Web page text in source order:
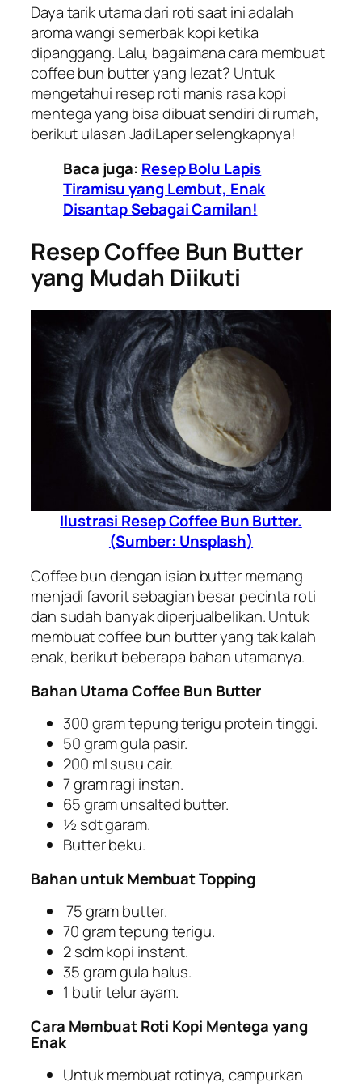
Daya tarik utama dari roti saat ini adalah
aroma wangi semerbak kopi ketika
dipanggang. Lalu, bagaimana cara membuat
coffee bun butter yang lezat? Untuk
mengetahui resep roti manis rasa kopi
mentega yang bisa dibuat sendiri di rumah,
berikut ulasan JadiLaper selengkapnya!
Baca juga: Resep Bolu Lapis
Tiramisu yang Lembut, Enak
Disantap Sebagai Camilan!
Resep Coffee Bun Butter
yang Mudah Diikuti
Ilustrasi Resep Coffee Bun Butter.
(Sumber: Unsplash)
Coffee bun dengan isian butter memang
menjadi favorit sebagian besar pecinta roti
dan sudah banyak diperjualbelikan. Untuk
membuat coffee bun butter yang tak kalah
enak, berikut beberapa bahan utamanya.
Bahan Utama Coffee Bun Butter
300 gram tepung terigu protein tinggi.
50 gram gula pasir.
200 ml susu cair.
7 gram ragi instan.
65 gram unsalted butter.
½ sdt garam.
Butter beku.
Bahan untuk Membuat Topping
75 gram butter.
70 gram tepung terigu.
2 sdm kopi instant.
35 gram gula halus.
1 butir telur ayam.
Cara Membuat Roti Kopi Mentega yang
Enak
Untuk membuat rotinya, campurkan